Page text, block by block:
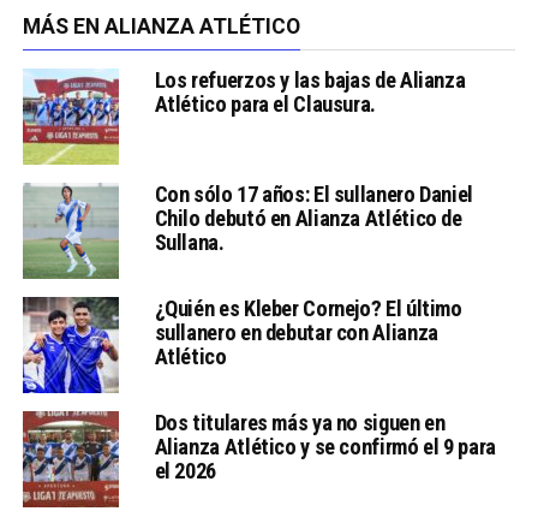
MÁS EN ALIANZA ATLÉTICO
Los refuerzos y las bajas de Alianza
Atlético para el Clausura.
Con sólo 17 años: El sullanero Daniel
Chilo debutó en Alianza Atlético de
Sullana.
¿Quién es Kleber Cornejo? El último
sullanero en debutar con Alianza
Atlético
Dos titulares más ya no siguen en
Alianza Atlético y se confirmó el 9 para
el 2026